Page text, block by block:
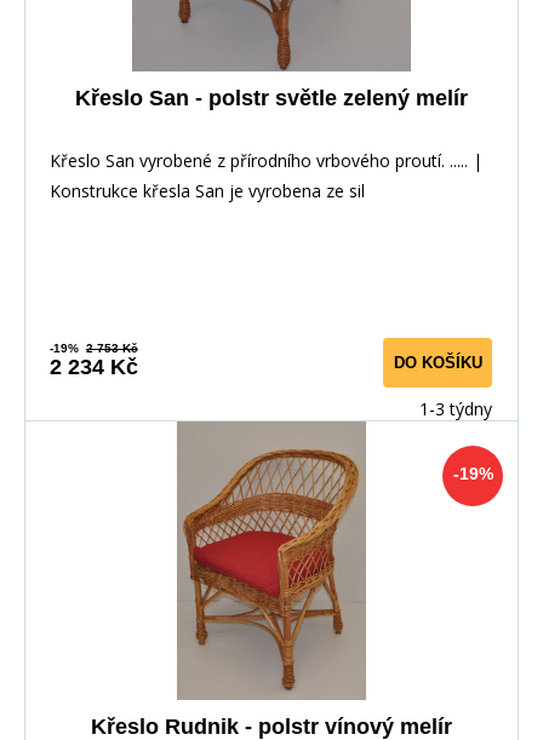
Křeslo San - polstr světle zelený melír
Křeslo San vyrobené z přírodního vrbového proutí. ..... |
Konstrukce křesla San je vyrobena ze sil
-19% 2 753 Kč
2 234 Kč DO KOŠÍKU
1-3 týdny
-19%
Křeslo Rudnik - polstr vínový melír